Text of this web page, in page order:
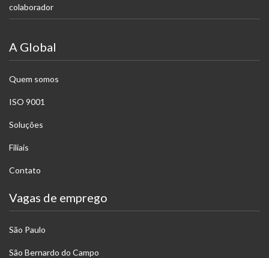
colaborador
A Global
Quem somos
ISO 9001
Soluções
Filiais
Contato
Vagas de emprego
São Paulo
São Bernardo do Campo